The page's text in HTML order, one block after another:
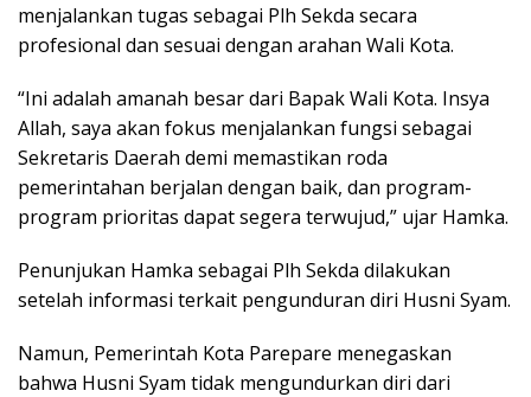
menjalankan tugas sebagai Plh Sekda secara
profesional dan sesuai dengan arahan Wali Kota.
“Ini adalah amanah besar dari Bapak Wali Kota. Insya
Allah, saya akan fokus menjalankan fungsi sebagai
Sekretaris Daerah demi memastikan roda
pemerintahan berjalan dengan baik, dan program-
program prioritas dapat segera terwujud,” ujar Hamka.
Penunjukan Hamka sebagai Plh Sekda dilakukan
setelah informasi terkait pengunduran diri Husni Syam.
Namun, Pemerintah Kota Parepare menegaskan
bahwa Husni Syam tidak mengundurkan diri dari